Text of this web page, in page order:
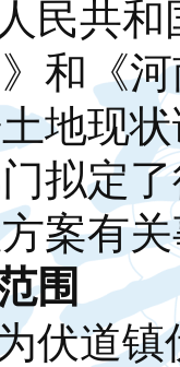
民共
和《
地现
拟定
案有
围
伏道